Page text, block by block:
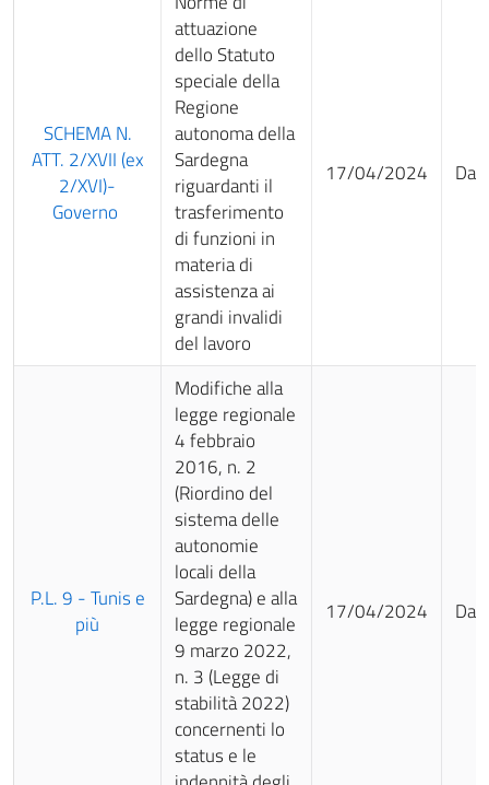
SCHEMA N.
ATT. 2/XVII (ex
2/XVI)-
Governo
attuazione
dello Statuto
speciale della
Regione
autonoma della
Sardegna
riguardanti il
trasferimento
di funzioni in
materia di
assistenza ai
grandi invalidi
del lavoro
17/04/2024 Da
P.L. 9 - Tunis e
più
Modifiche alla
legge regionale
4 febbraio
2016, n. 2
(Riordino del
sistema delle
autonomie
locali della
Sardegna) e alla
legge regionale
9 marzo 2022,
n. 3 (Legge di
stabilità 2022)
concernenti lo
status e le
17/04/2024 Da